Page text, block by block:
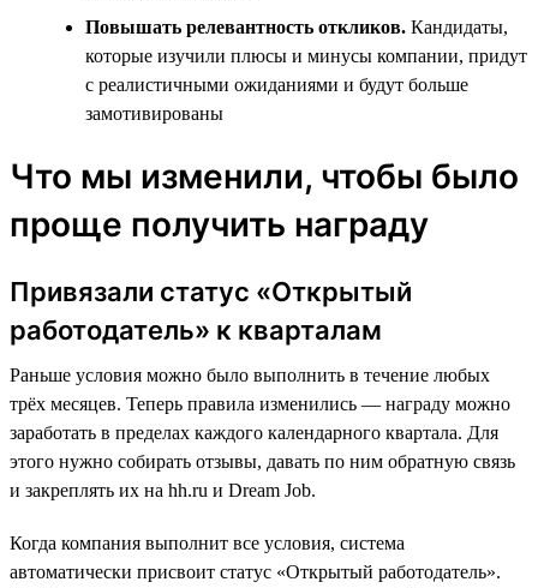
Повышать релевантность откликов. Кандидаты,
которые изучили плюсы и минусы компании, придут
с реалистичными ожиданиями и будут больше
замотивированы
Что мы изменили, чтобы было
проще получить награду
Привязали статус «Открытый
работодатель» к кварталам
Раньше условия можно было выполнить в течение любых
трёх месяцев. Теперь правила изменились — награду можно
заработать в пределах каждого календарного квартала. Для
этого нужно собирать отзывы, давать по ним обратную связь
и закреплять их на hh.ru и Dream Job.
Когда компания выполнит все условия, система
автоматически присвоит статус «Открытый работодатель».